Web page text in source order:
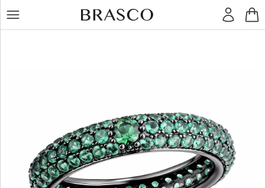
LT
Apyrankės